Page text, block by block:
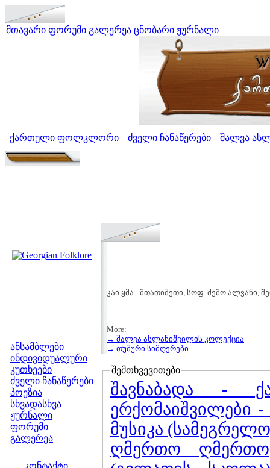
მთავარი ფორუმი გალერეა ცნობარი ჟურნალი
ქართული ფოლკლორი ძველი ჩანაწერები შალვა
ანსამბლები
ინდივიდუალური
კუთხეები
ძველი ჩანაწერები
პოეზია
სხვადასხვა
ჟურნალი
ფორუმი
გალერეა
კონტაქტი
კაი ყმა - მთათიშეთი, სოფ. ძემო ალვანი,
More:
→ შალვა ასლანიშვილის კოლექცია
→ თუშური სიმღერები
შემთხვევითები
შავნაბადა -
ერქომაიშვილები -
მუსიკა
ღმერთო ღმერთო